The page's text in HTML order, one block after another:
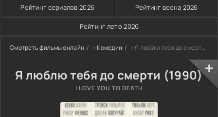
Рейтинг сериалов 2026 Рейтинг весна 2026
Рейтинг лето 2026
Смотреть фильмы онлайн »Комедии » Я люблю тебя до смерти (1990)
Я люблю тебя до смерти (1990)
I LOVE YOU TO DEATH